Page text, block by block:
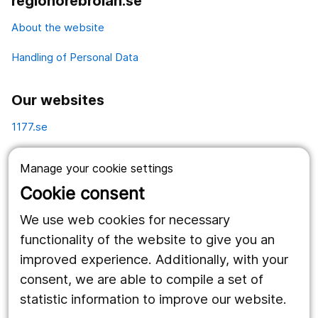
Manage your cookie settings
Cookie consent
We use web cookies for necessary
functionality of the website to give you an
improved experience. Additionally, with your
consent, we are able to compile a set of
statistic information to improve our website.
About the website
Handling of Personal Data
Our websites
1177.se
Vårdgivare
Utveckling
Follow us
Facebook